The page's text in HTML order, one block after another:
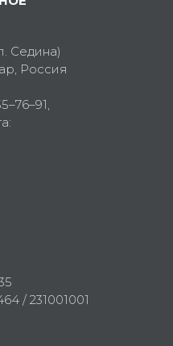
Седина)
Россия
,
/ 231001001